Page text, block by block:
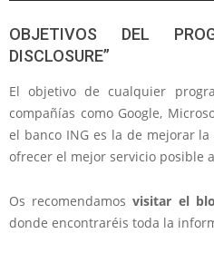
OBJETIVOS DEL
DISCLOSURE”
El objetivo de cualquier
compañías como Google,
el banco ING es la de mejorar
ofrecer el mejor servicio posible
Os recomendamosvisitar el
donde encontraréis toda la